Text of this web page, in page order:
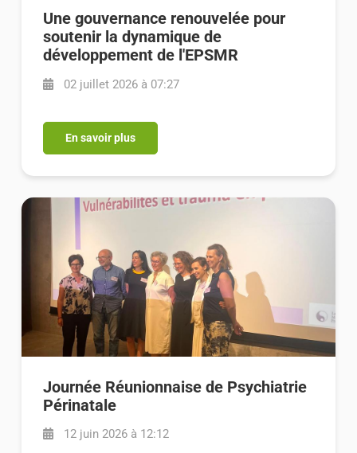
Une gouvernance renouvelée pour
soutenir la dynamique de
développement de l'EPSMR
02 juillet 2026 à 07:27
En savoir plus
Journée Réunionnaise de Psychiatrie
Périnatale
12 juin 2026 à 12:12